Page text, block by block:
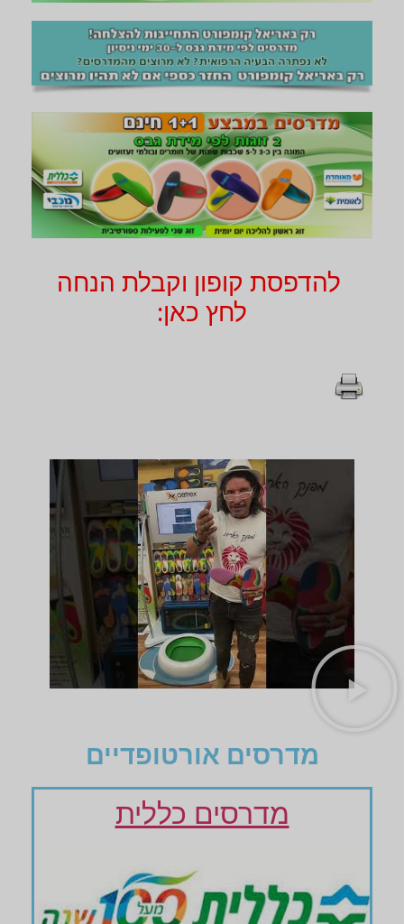
להדפסת קופון וקבלת הנחה
לחץ כאן:
מדרסים אורטופדיים
מדרסים כללית